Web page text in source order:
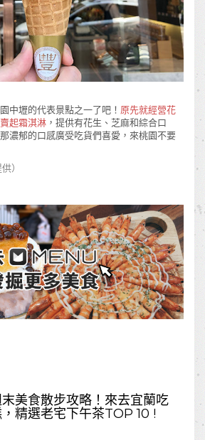
中壢的代表景點之一了吧！ 原先就經營花
起霜淇淋 ，提供有花生、芝麻和綜合口
濃郁的口感廣受吃貨們喜愛，來桃園不要
）
美食散步攻略！來去宜蘭吃
精選老宅下午茶TOP 10 !